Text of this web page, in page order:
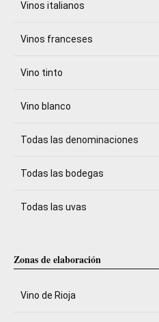
Vinos italianos
Vinos franceses
Vino tinto
Vino blanco
Todas las denominaciones
Todas las bodegas
Todas las uvas
Zonas de elaboración
Vino de Rioja